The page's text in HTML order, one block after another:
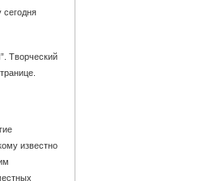
сегодня
Творческий
известно